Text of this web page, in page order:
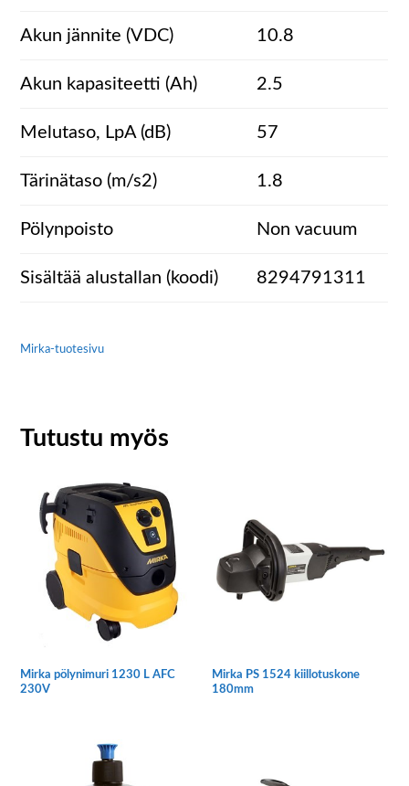
Akun jännite (VDC) 10.8
Akun kapasiteetti (Ah) 2.5
Melutaso, LpA (dB) 57
Tärinätaso (m/s2) 1.8
Pölynpoisto Non vacuum
Sisältää alustallan (koodi) 8294791311
Mirka-tuotesivu
Tutustu myös
Mirka pölynimuri 1230 L AFC
230V
Mirka PS 1524 kiillotuskone
180mm